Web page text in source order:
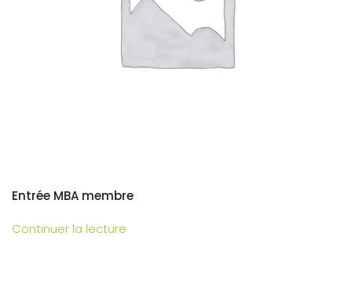
Entrée MBA membre
Continuer la lecture